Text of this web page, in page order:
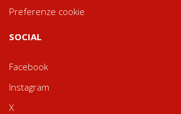
Preferenze cookie
SOCIAL
Facebook
Instagram
X